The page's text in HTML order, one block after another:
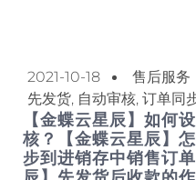
2021-10-18
售后服务
先发货, 自动审核, 订单同
【金蝶云星辰】如何
核？【金蝶云星辰】
步到进销存中销售订